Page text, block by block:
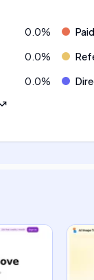
0.0%
0.0%
0.0%